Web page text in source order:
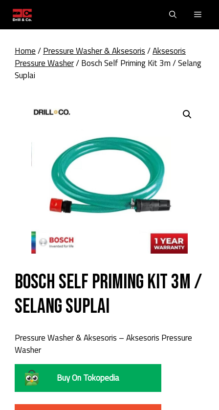
content
Home/Pressure Washer & Aksesoris/Aksesoris
Pressure Washer/ Bosch Self Priming Kit 3m / Selang
Suplai
Bosch Self Priming Kit 3m /
Selang Suplai
Pressure Washer & Aksesoris – Aksesoris Pressure
Washer
Buy On Tokopedia